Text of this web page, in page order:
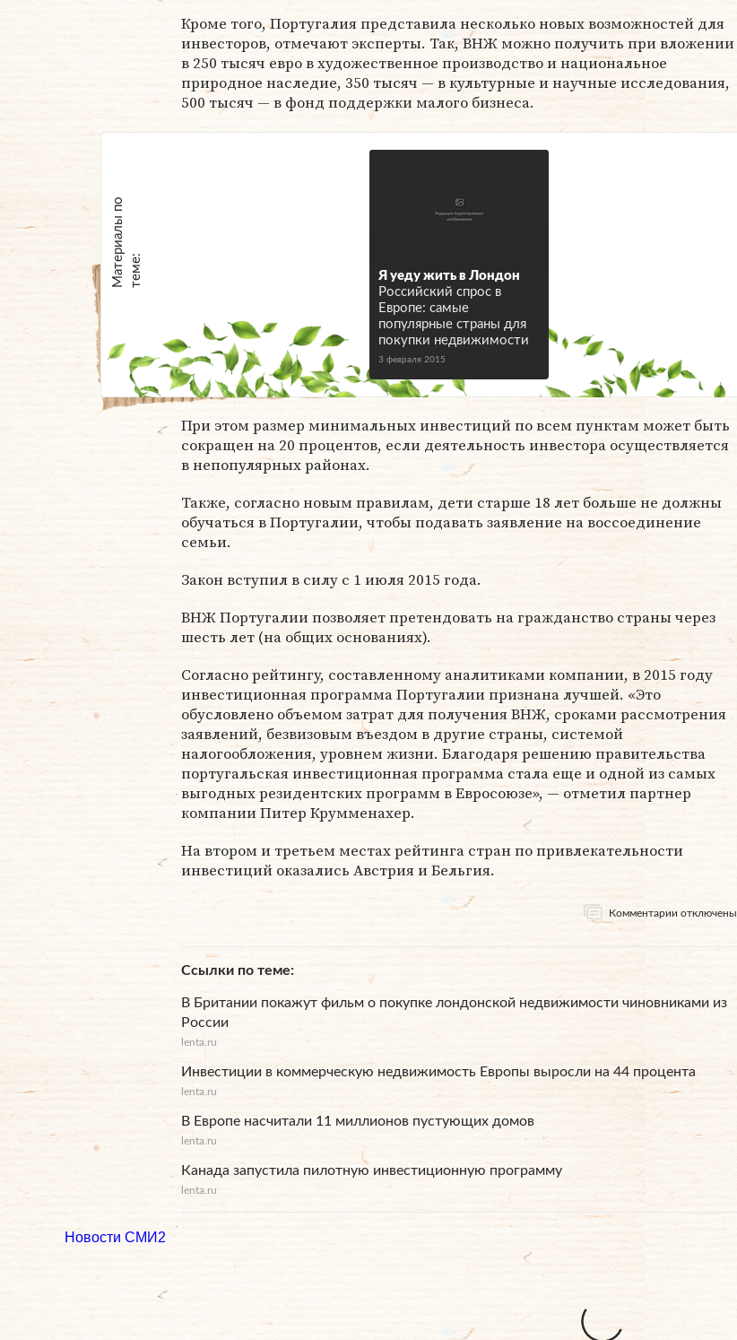
Кроме того, Португалия представила несколько новых возможностей для
инвесторов, отмечают эксперты. Так, ВНЖ можно получить при вложении
в 250 тысяч евро в художественное производство и национальное
природное наследие, 350 тысяч — в культурные и научные исследования,
500 тысяч — в фонд поддержки малого бизнеса.
М
а
т е
р
и
а
л
ы
п
о
т
е
м
е :
Я уеду жить в Лондон
Российский спрос в
Европе: самые
популярные страны для
покупки недвижимости
3 февраля 2015
При этом размер минимальных инвестиций по всем пунктам может быть
сокращен на 20 процентов, если деятельность инвестора осуществляется
в непопулярных районах.
Также, согласно новым правилам, дети старше 18 лет больше не должны
обучаться в Португалии, чтобы подавать заявление на воссоединение
семьи.
Закон вступил в силу с 1 июля 2015 года.
ВНЖ Португалии позволяет претендовать на гражданство страны через
шесть лет (на общих основаниях).
Согласно рейтингу, составленному аналитиками компании, в 2015 году
инвестиционная программа Португалии признана лучшей. «Это
обусловлено объемом затрат для получения ВНЖ, сроками рассмотрения
заявлений, безвизовым въездом в другие страны, системой
налогообложения, уровнем жизни. Благодаря решению правительства
португальская инвестиционная программа стала еще и одной из самых
выгодных резидентских программ в Евросоюзе», — отметил партнер
компании Питер Крумменахер.
На втором и третьем местах рейтинга стран по привлекательности
инвестиций оказались Австрия и Бельгия.
Комментарии отключены
Ссылки по теме
В Британии покажут фильм о покупке лондонской недвижимости чиновниками из
России
lenta.ru
Инвестиции в коммерческую недвижимость Европы выросли на 44 процента
lenta.ru
В Европе насчитали 11 миллионов пустующих домов
lenta.ru
Канада запустила пилотную инвестиционную программу
lenta.ru
Новости СМИ2